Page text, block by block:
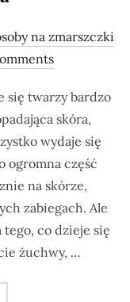
na zmarszczki
się twarzy bardzo
skóra,
wydaje się
ogromna część
na skórze,
zabiegach. Ale
co dzieje się
żuchwy, …